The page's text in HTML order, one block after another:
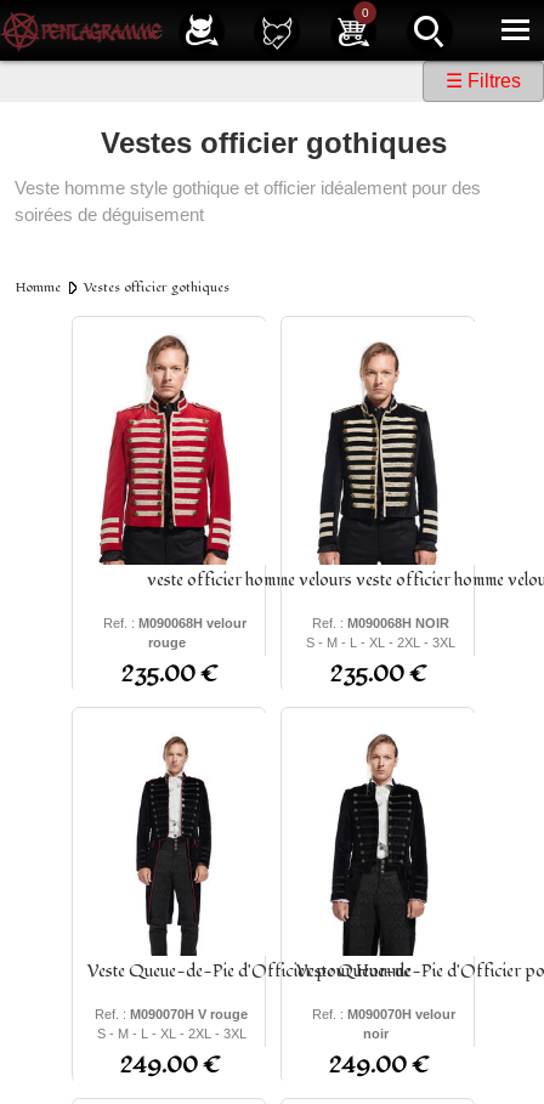
0
Service client 01 40 39 07 94
Newsletter | | Facebook | Instagram
|
☰ Filtres
Vestes officier gothiques
Veste homme style gothique et officier idéalement pour des
soirées de déguisement
Homme Vestes officier gothiques
veste officier homme velours
Ref. : M090068H velour
rouge
S - M - L - XL - 2XL - 3XL
235.00 €
veste officier homme
Ref. : M090068H NOIR
S - M - L - XL - 2XL - 3XL
235.00 €
Veste Queue-de-Pie d'Officier pour Homme
Ref. : M090070H V rouge
S - M - L - XL - 2XL - 3XL
249.00 €
Veste Queue-de-Pie d'Officier
Ref. : M090070H velour
noir
S - M - L - XL - 2XL - 3XL
249.00 €